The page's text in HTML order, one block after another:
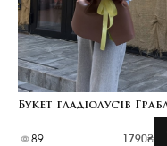
Букет гладіолусів
89 1790₴